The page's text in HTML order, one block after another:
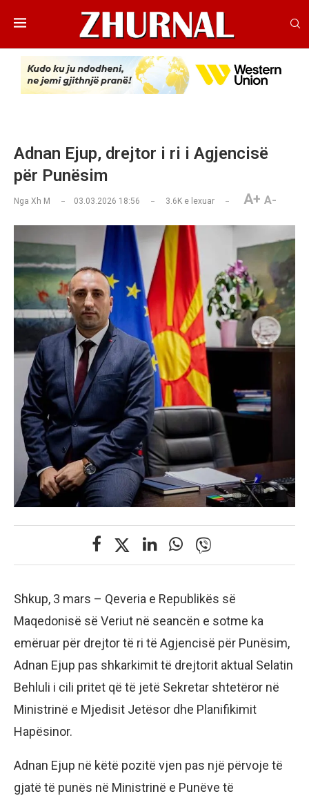
Adnan Ejup, drejtor i ri i Agjencisë
për Punësim
Nga Xh M 03.03.2026 18:56 3.6K e lexuar A+ A-
Shkup, 3 mars – Qeveria e Republikës së
Maqedonisë së Veriut në seancën e sotme ka
emëruar për drejtor të ri të Agjencisë për Punësim,
Adnan Ejup pas shkarkimit të drejtorit aktual Selatin
Behluli i cili pritet që të jetë Sekretar shtetëror në
Ministrinë e Mjedisit Jetësor dhe Planifikimit
Hapësinor.
Adnan Ejup në këtë pozitë vjen pas një përvoje të
gjatë të punës në Ministrinë e Punëve të